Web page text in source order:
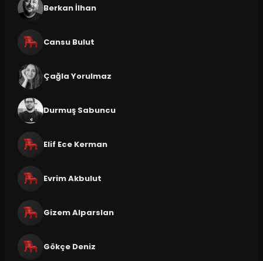
Berkan İlhan
Cansu Bulut
Çağla Yorulmaz
Durmuş Sabuncu
Elif Ece Kerman
Evrim Akbulut
Gizem Alparslan
Gökçe Deniz